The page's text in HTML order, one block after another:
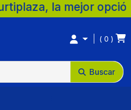
opción
Buscar
0